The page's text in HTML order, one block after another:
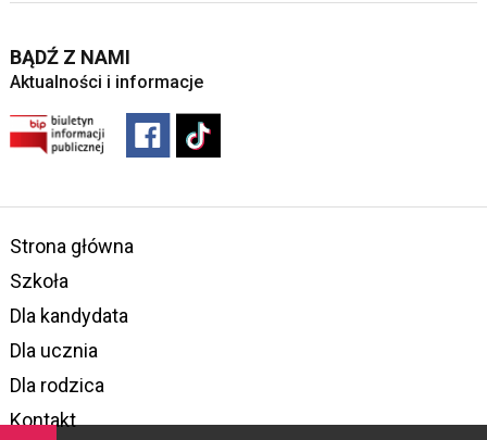
BĄDŹ Z NAMI
Aktualności i informacje
Strona główna
Szkoła
Dla kandydata
Dla ucznia
Dla rodzica
Kontakt